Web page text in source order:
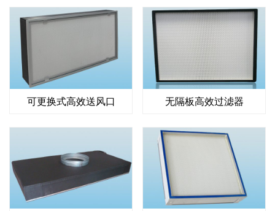
可更换式高效送风口 无隔板高效过滤器